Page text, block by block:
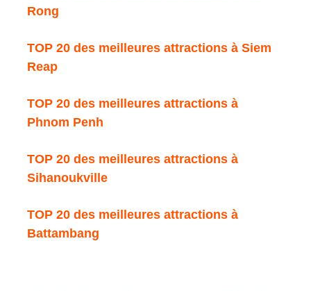
Rong
TOP 20 des meilleures attractions à Siem
Reap
TOP 20 des meilleures attractions à
Phnom Penh
TOP 20 des meilleures attractions à
Sihanoukville
TOP 20 des meilleures attractions à
Battambang